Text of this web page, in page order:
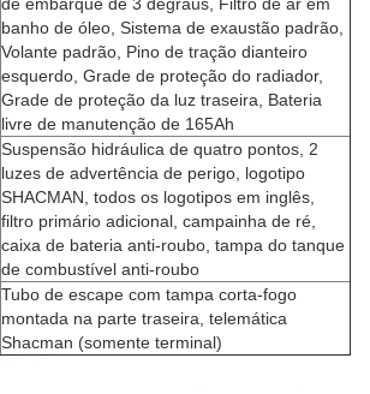
banho de óleo, Sistema de exaustão padrão,
Volante padrão, Pino de tração dianteiro
esquerdo, Grade de proteção do radiador,
Grade de proteção da luz traseira, Bateria
livre de manutenção de 165Ah
Suspensão hidráulica de quatro pontos, 2
luzes de advertência de perigo, logotipo
SHACMAN, todos os logotipos em inglês,
filtro primário adicional, campainha de ré,
caixa de bateria anti-roubo, tampa do tanque
de combustível anti-roubo
Tubo de escape com tampa corta-fogo
montada na parte traseira, telemática
Shacman (somente terminal)